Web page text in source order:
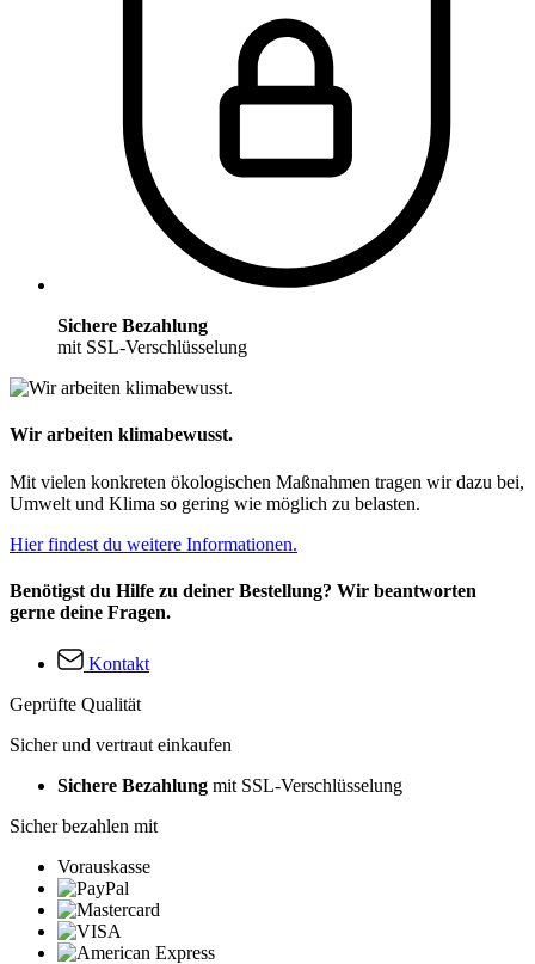
Sichere Bezahlung
mit SSL-Verschlüsselung
Wir arbeiten klimabewusst.
Mit vielen konkreten ökologischen Maßnahmen tragen wir dazu bei,
Umwelt und Klima so gering wie möglich zu belasten.
Hier findest du weitere Informationen.
Benötigst du Hilfe zu deiner Bestellung? Wir beantworten
gerne deine Fragen.
Kontakt
Geprüfte Qualität
Sicher und vertraut einkaufen
Sichere Bezahlung mit SSL-Verschlüsselung
Sicher bezahlen mit
Vorauskasse